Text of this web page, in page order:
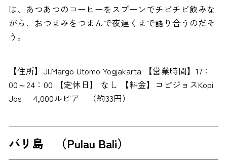
は、あつあつのコーヒーをスプーンでチビチビ飲みな
がら、おつまみをつまんで夜遅くまで語り合うのだそ
う。
【住所】Jl.Margo Utomo Yogjakarta 【営業時間】17：
00～24：00 【定休日】 なし 【料金】コピジョスKopi
Jos 4,000ルピア （約33円）
バリ島 （Pulau Bali）